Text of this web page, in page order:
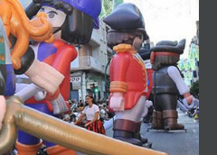
Playmobil